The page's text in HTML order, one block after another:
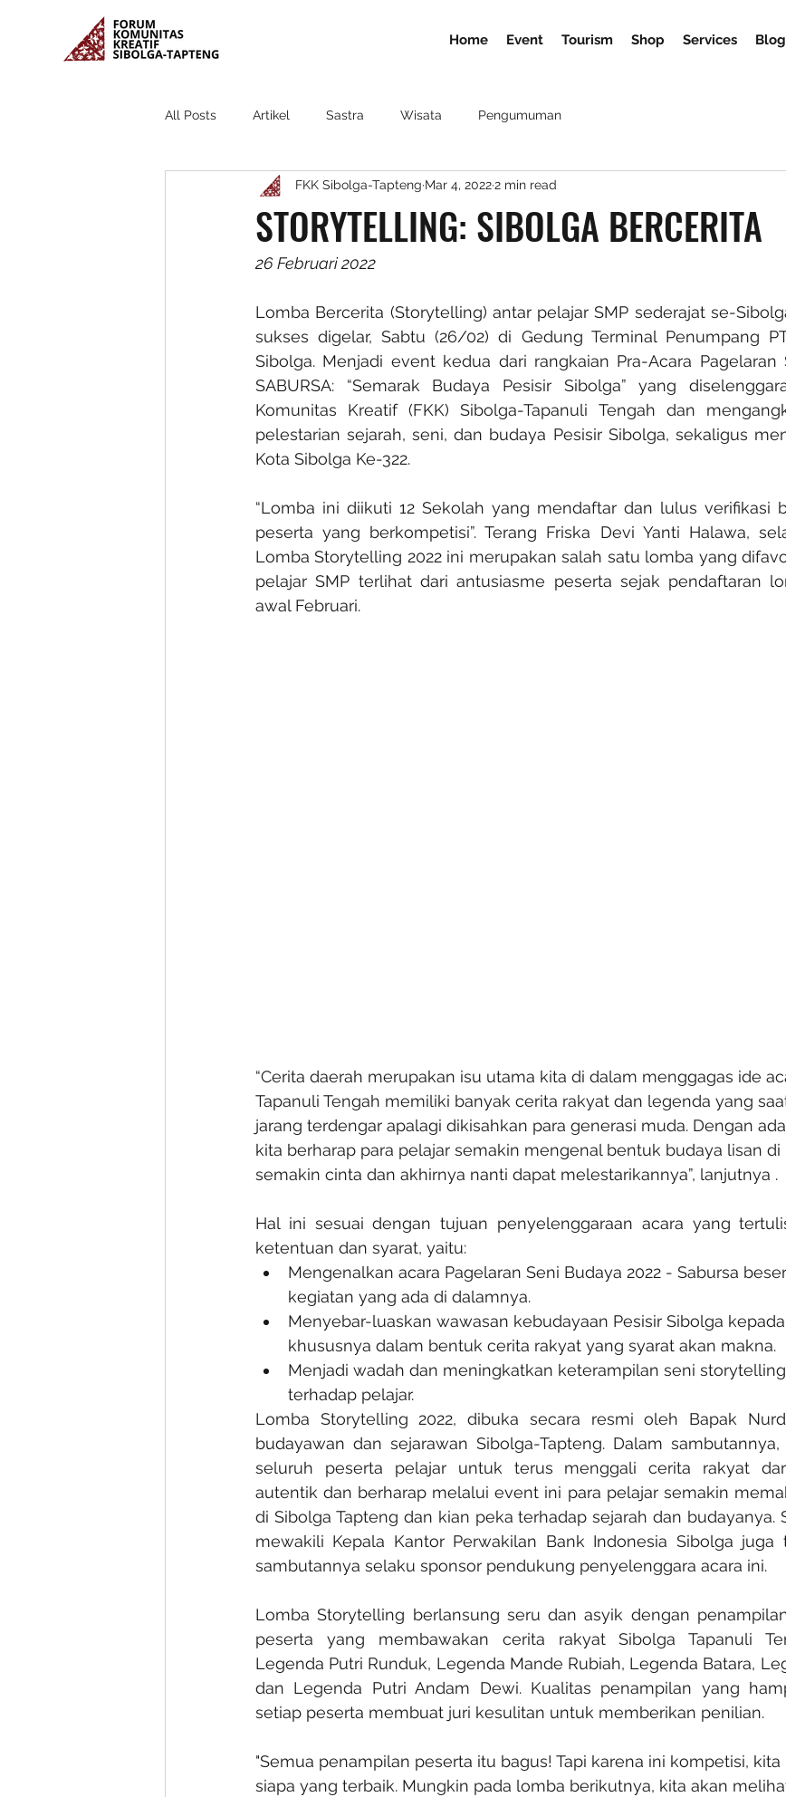
Home Event Tourism Shop Services Blog
All Posts Artikel Sastra Wisata Pengumuman
STORYTELLING: SIBOLGA BERCERITA
FKK Sibolga-Tapteng Mar 4, 20222 min read
26 Februari 2022
Lomba Bercerita (Storytelling) antar pelajar SMP sederajat se-
sukses digelar, Sabtu (26/02) di Gedung Terminal Penumpang
Sibolga. Menjadi event kedua dari rangkaian Pra-Acara Pagelaran
SABURSA: “Semarak Budaya Pesisir Sibolga” yang
Komunitas Kreatif (FKK) Sibolga-Tapanuli Tengah dan
pelestarian sejarah, seni, dan budaya Pesisir Sibolga, sekaligus
Kota Sibolga Ke-322.
“Lomba ini diikuti 12 Sekolah yang mendaftar dan lulus verifikasi
peserta yang berkompetisi”. Terang Friska Devi Yanti Halawa,
Lomba Storytelling 2022 ini merupakan salah satu lomba yang
pelajar SMP terlihat dari antusiasme peserta sejak pendaftaran
awal Februari.
“Cerita daerah merupakan isu utama kita di dalam menggagas ide
Tapanuli Tengah memiliki banyak cerita rakyat dan legenda yang
jarang terdengar apalagi dikisahkan para generasi muda. Dengan
kita berharap para pelajar semakin mengenal bentuk budaya lisan di
semakin cinta dan akhirnya nanti dapat melestarikannya”, lanjutnya .
Hal ini sesuai dengan tujuan penyelenggaraan acara yang
ketentuan dan syarat, yaitu:
Mengenalkan acara Pagelaran Seni Budaya 2022 - Sabursa
kegiatan yang ada di dalamnya.
Menyebar-luaskan wawasan kebudayaan Pesisir Sibolga
khususnya dalam bentuk cerita rakyat yang syarat akan makna.
Menjadi wadah dan meningkatkan keterampilan seni
terhadap pelajar.
Lomba Storytelling 2022, dibuka secara resmi oleh Bapak
budayawan dan sejarawan Sibolga-Tapteng. Dalam
seluruh peserta pelajar untuk terus menggali cerita rakyat
autentik dan berharap melalui event ini para pelajar semakin
di Sibolga Tapteng dan kian peka terhadap sejarah dan budayanya.
mewakili Kepala Kantor Perwakilan Bank Indonesia Sibolga juga
sambutannya selaku sponsor pendukung penyelenggara acara ini.
Lomba Storytelling berlansung seru dan asyik dengan
peserta yang membawakan cerita rakyat Sibolga Tapanuli
Legenda Putri Runduk, Legenda Mande Rubiah, Legenda Batara,
dan Legenda Putri Andam Dewi. Kualitas penampilan yang
setiap peserta membuat juri kesulitan untuk memberikan penilian.
"Semua penampilan peserta itu bagus! Tapi karena ini kompetisi,
siapa yang terbaik. Mungkin pada lomba berikutnya, kita akan